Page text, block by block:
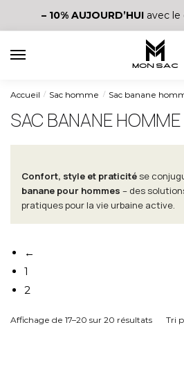
– 10% AUJOURD’HUIavec le
Accueil / Sac homme / Sac banane
SAC BANANE HOMME
Confort, style et praticitése
banane pour hommes – des
pratiques pour la vie urbaine active.
Affichage de 17–20 sur 20 résultats
←
1
2